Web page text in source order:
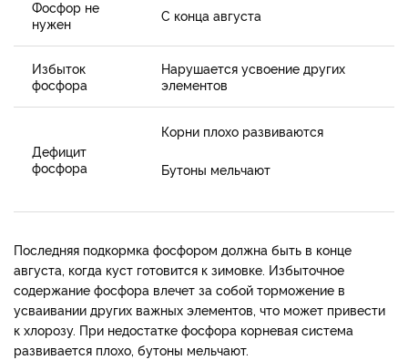
Фосфор не
нужен
С конца августа
Избыток
фосфора
Нарушается усвоение других
элементов
Дефицит
фосфора
Корни плохо развиваются
Бутоны мельчают
Последняя подкормка фосфором должна быть в конце
августа, когда куст готовится к зимовке. Избыточное
содержание фосфора влечет за собой торможение в
усваивании других важных элементов, что может привести
к хлорозу. При недостатке фосфора корневая система
развивается плохо, бутоны мельчают.